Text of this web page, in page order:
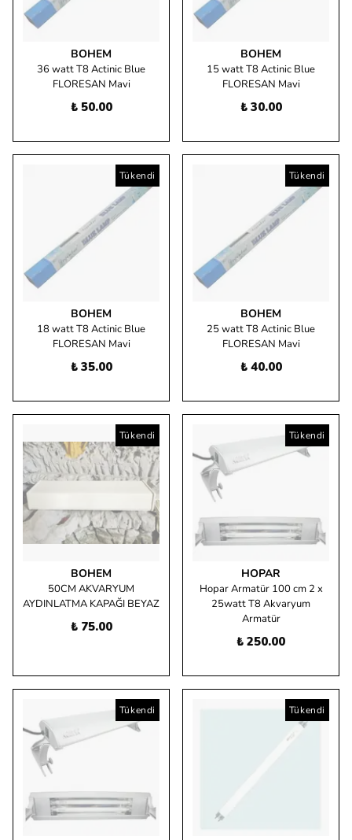
BOHEM
36 watt T8 Actinic Blue
FLORESAN Mavi
₺ 50.00
BOHEM
15 watt T8 Actinic Blue
FLORESAN Mavi
₺ 30.00
Tükendi
BOHEM
18 watt T8 Actinic Blue
FLORESAN Mavi
₺ 35.00
Tükendi
BOHEM
25 watt T8 Actinic Blue
FLORESAN Mavi
₺ 40.00
Tükendi
BOHEM
50CM AKVARYUM
AYDINLATMA KAPAĞI BEYAZ
₺ 75.00
Tükendi
HOPAR
Hopar Armatür 100 cm 2 x
25watt T8 Akvaryum
Armatür
₺ 250.00
Tükendi Tükendi